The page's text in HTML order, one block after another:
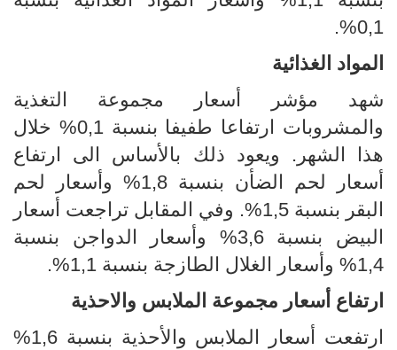
0,1%.
المواد الغذائية
شهد مؤشر أسعار مجموعة التغذية
والمشروبات ارتفاعا طفيفا بنسبة 0,1% خلال
هذا الشهر. ويعود ذلك بالأساس الى ارتفاع
أسعار لحم الضأن بنسبة 1,8% وأسعار لحم
البقر بنسبة 1,5%. وفي المقابل تراجعت أسعار
البيض بنسبة 3,6% وأسعار الدواجن بنسبة
1,4% وأسعار الغلال الطازجة بنسبة 1,1%.
ارتفاع أسعار مجموعة الملابس والاحذية
ارتفعت أسعار الملابس والأحذية بنسبة 1,6%